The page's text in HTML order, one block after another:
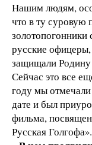
Нашим людям,
что в ту суровую
русские офицеры,
защищали
Сейчас это все
году мы отмечали
дате и был
фильма,
Русская Голгофа».